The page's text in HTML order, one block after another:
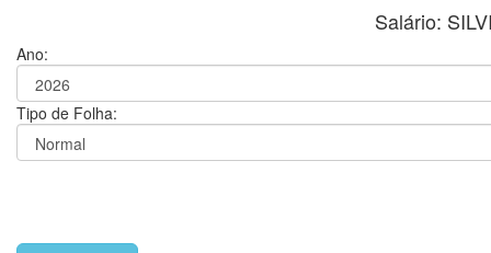
Salário:
Ano:
Tipo de Folha: